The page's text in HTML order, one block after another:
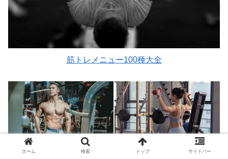
筋トレメニュー100種大全
男性筋トレ完全版 女性筋トレ完全版
ホーム 検索 トップ サイドバー